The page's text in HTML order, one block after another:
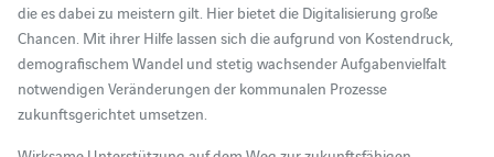
die es dabei zu meistern gilt. Hier bietet die Digitalisierung große
Chancen. Mit ihrer Hilfe lassen sich die aufgrund von Kostendruck,
demografischem Wandel und stetig wachsender Aufgabenvielfalt
notwendigen Veränderungen der kommunalen Prozesse
zukunftsgerichtet umsetzen.